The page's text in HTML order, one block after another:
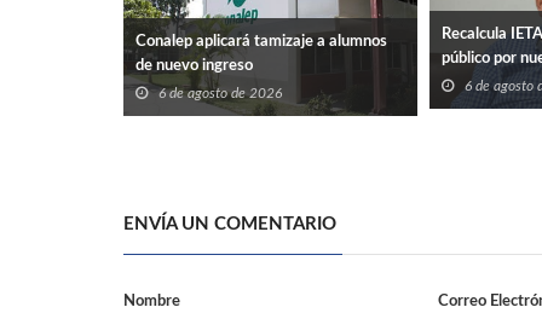
Conalep aplicará tamizaje a alumnos
de nuevo ingreso
6 de agosto de 2026
Recalcula
público por
6 de agosto
ENVÍA UN COMENTARIO
Nombre Correo